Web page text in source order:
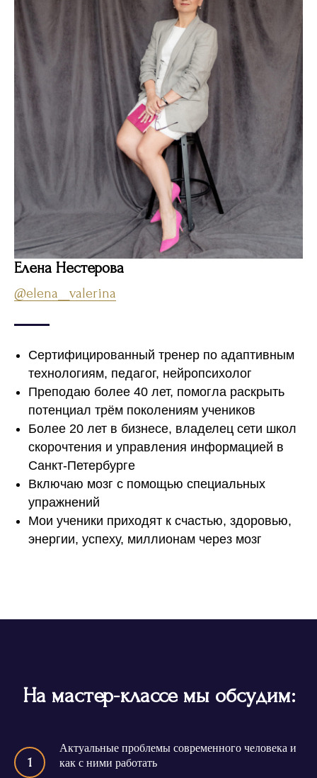
Елена Нестерова
@elena__valerina
Сертифицированный тренер по адаптивным
технологиям, педагог, нейропсихолог
Преподаю более 40 лет, помогла раскрыть
потенциал трём поколениям учеников
Более 20 лет в бизнесе, владелец сети школ
скорочтения и управления информацией в
Санкт-Петербурге
Включаю мозг с помощью специальных
упражнений
Мои ученики приходят к счастью, здоровью,
энергии, успеху, миллионам через мозг
На мастер-классе мы обсудим:
1
Актуальные проблемы современного человека и
как с ними работать